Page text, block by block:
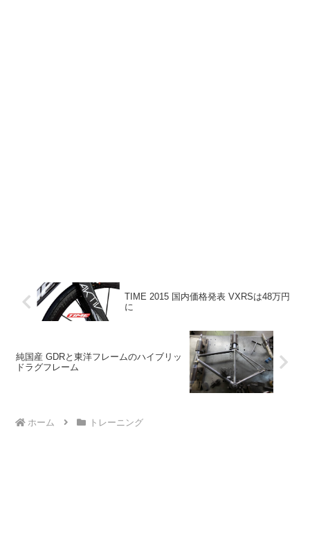
TIME 2015 国内価格発表 VXRSは48万円
に
純国産 GDRと東洋フレームのハイブリッ
ドラグフレーム
ホーム トレーニング